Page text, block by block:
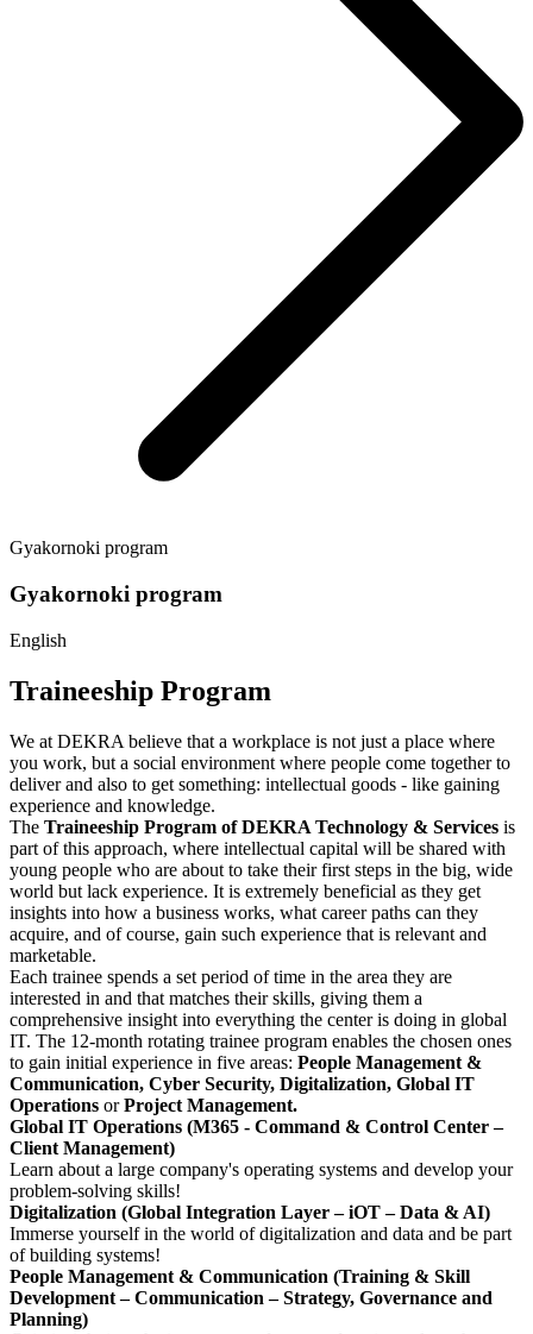
Gyakornoki program
Gyakornoki program
English
Traineeship Program
We at DEKRA believe that a workplace is not just a place where
you work, but a social environment where people come together to
deliver and also to get something: intellectual goods - like gaining
experience and knowledge.
The Traineeship Program of DEKRA Technology & Services is
part of this approach, where intellectual capital will be shared with
young people who are about to take their first steps in the big, wide
world but lack experience. It is extremely beneficial as they get
insights into how a business works, what career paths can they
acquire, and of course, gain such experience that is relevant and
marketable.
Each trainee spends a set period of time in the area they are
interested in and that matches their skills, giving them a
comprehensive insight into everything the center is doing in global
IT. The 12-month rotating trainee program enables the chosen ones
to gain initial experience in five areas: People Management &
Communication, Cyber Security, Digitalization, Global IT
Operations orProject Management.
Global IT Operations (M365 - Command & Control Center –
Client Management)
Learn about a large company's operating systems and develop your
problem-solving skills!
Digitalization (Global Integration Layer – iOT – Data & AI)
Immerse yourself in the world of digitalization and data and be part
of building systems!
People Management & Communication (Training & Skill
Development – Communication – Strategy, Governance and
Planning)